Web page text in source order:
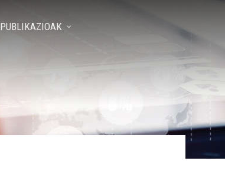
PUBLIKAZIOAK